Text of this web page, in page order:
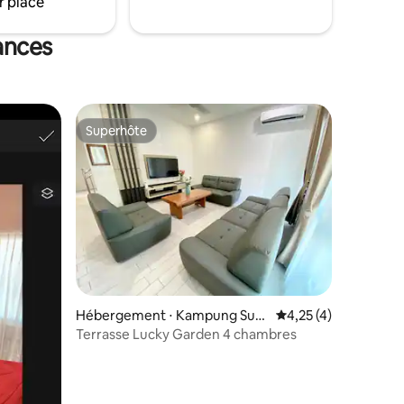
: 4,95 sur 5
Superhôte
Superhôte
Hébergement ⋅ Kampung Sun
gai Hanching
Évaluation
4,25 (4)
Terrasse Lucky Garden 4 chambres